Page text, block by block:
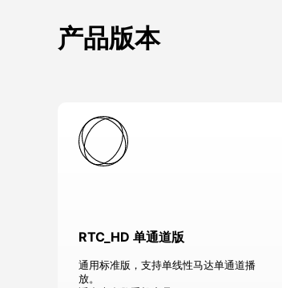
产品版本
RTC_HD 单通道版
通用标准版，支持单线性马达单通道播
放。